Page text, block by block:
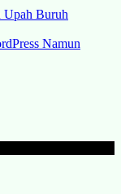
Upah Buruh
Namun